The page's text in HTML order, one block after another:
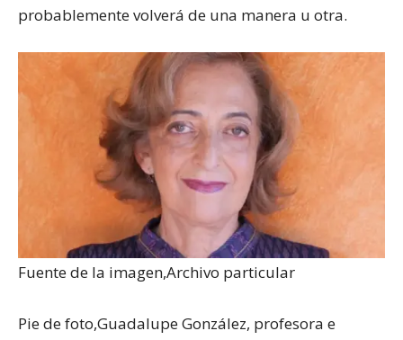
probablemente volverá de una manera u otra.
Fuente de la imagen,Archivo particular
Pie de foto,Guadalupe González, profesora e